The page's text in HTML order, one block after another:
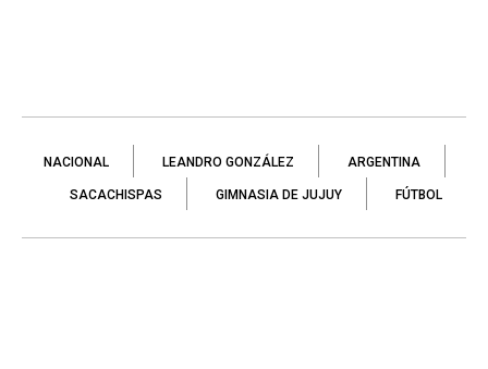
NACIONAL LEANDRO GONZÁLEZ ARGENTINA
SACACHISPAS GIMNASIA DE JUJUY FÚTBOL